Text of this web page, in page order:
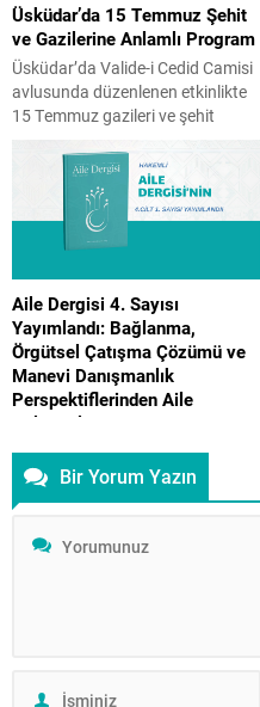
Üsküdar’da 15 Temmuz Şehit
ve Gazilerine Anlamlı Program
Üsküdar’da Valide-i Cedid Camisi
avlusunda düzenlenen etkinlikte
15 Temmuz gazileri ve şehit
öncülüğünde gerçekleşen ve
İstanbul Aile Vakfı Başkanı Üner
Karabıyık’ın da katılım gösterdiği
programda Kur’an-ı Kerim tilaveti,
konuşmalar ve hatim duası
yapıldı. Üsküdar’da, Valide-i Cedid
Camisi’nin avlusunda 15 Temmuz
gazileri ile şehit yakınlarına özel...
Aile Dergisi 4. Sayısı
Yayımlandı: Bağlanma,
Örgütsel Çatışma Çözümü ve
Manevi Danışmanlık
Perspektiflerinden Aile
Çalışmaları
İstanbul Aile Vakfı tarafından
tarafından yayımlanan hakemli ve
akademik Aile Dergisi’nin
psikolojik, örgütsel ve manevi
aile alanındaki güncel
Bir Yorum Yazın